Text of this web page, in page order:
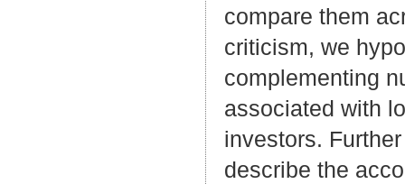
compare them
criticism, we
complementing
associated with
investors.
describe the